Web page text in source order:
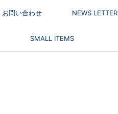
お問い合わせ NEWS LETTER
SMALL ITEMS